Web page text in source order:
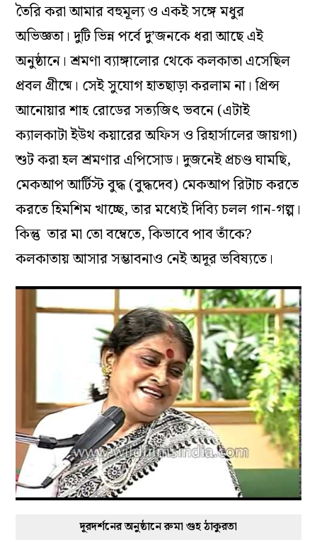
তৈরি করা আমার বহুমূল্য ও একই সঙ্গে মধুর
অভিজ্ঞতা। দুটি ভিন্ন পর্বে দু’জনকে ধরা আছে এই
অনুষ্ঠানে। শ্রমণা ব্যাঙ্গালোর থেকে কলকাতা এসেছিল
প্রবল গ্রীষ্মে। সেই সুযোগ হাতছাড়া করলাম না। প্রিন্স
আনোয়ার শাহ রোডের সত্যজিৎ ভবনে (এটাই
ক্যালকাটা ইউথ কয়ারের অফিস ও রিহার্সালের জায়গা)
শুট করা হল শ্রমণার এপিসোড। দুজনেই প্রচণ্ড ঘামছি,
মেকআপ আর্টিস্ট বুদ্ধ (বুদ্ধদেব) মেকআপ রিটাচ করতে
করতে হিমশিম খাচ্ছে, তার মধ্যেই দিব্যি চলল গান-গল্প।
কিন্তু তার মা তো বম্বেতে, কিভাবে পাব তাঁকে?
কলকাতায় আসার সম্ভাবনাও নেই অদূর ভবিষ্যতে।
দূরদর্শনের অনুষ্ঠানে রুমা গুহ ঠাকুরতা